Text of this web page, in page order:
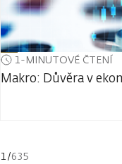
1-MINUTOVÉ ČTENÍ
Makro: Důvěra v
1/635